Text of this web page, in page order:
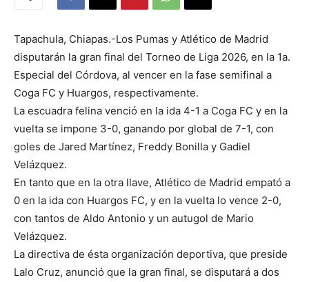
Tapachula, Chiapas.-Los Pumas y Atlético de Madrid
disputarán la gran final del Torneo de Liga 2026, en la 1a.
Especial del Córdova, al vencer en la fase semifinal a
Coga FC y Huargos, respectivamente.
La escuadra felina venció en la ida 4-1 a Coga FC y en la
vuelta se impone 3-0, ganando por global de 7-1, con
goles de Jared Martínez, Freddy Bonilla y Gadiel
Velázquez.
En tanto que en la otra llave, Atlético de Madrid empató a
0 en la ida con Huargos FC, y en la vuelta lo vence 2-0,
con tantos de Aldo Antonio y un autugol de Mario
Velázquez.
La directiva de ésta organización deportiva, que preside
Lalo Cruz, anunció que la gran final, se disputará a dos